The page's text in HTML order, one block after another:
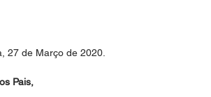
27 de Março de 2020.
Pais,